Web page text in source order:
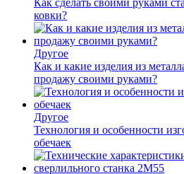
Как сделать своими руками
ковки?
Другое
Как и какие изделия из
продажу своими руками?
Другое
Технология и особенности
обечаек